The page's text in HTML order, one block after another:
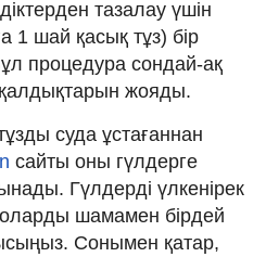
тазалау үшін
1 шай қасық тұз) бір
процедура сондай-ақ
жояды.
суда ұстағаннан
сайты оны гүлдерге
Гүлдерді үлкенірек
оларды шамамен бірдей
Сонымен қатар,